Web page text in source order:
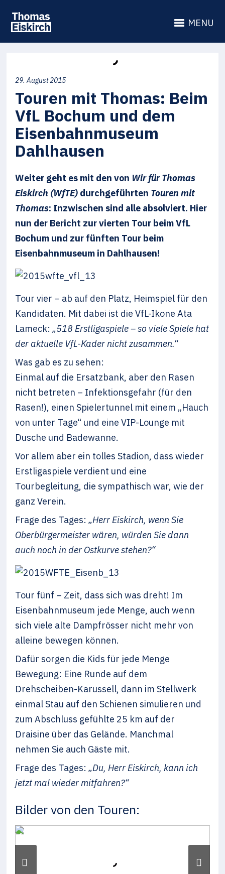
MENU
29. August 2015
Touren mit Thomas: Beim
VfL Bochum und dem
Eisenbahnmuseum
Dahlhausen
Weiter geht es mit den von Wir für Thomas
Eiskirch (WfTE) durchgeführten Touren mit
Thomas: Inzwischen sind alle absolviert. Hier
nun der Bericht zur vierten Tour beim VfL
Bochum und zur fünften Tour beim
Eisenbahnmuseum in Dahlhausen!
Tour vier – ab auf den Platz, Heimspiel für den
Kandidaten. Mit dabei ist die VfL-Ikone Ata
Lameck:„518 Erstligaspiele – so viele Spiele hat
der aktuelle VfL-Kader nicht zusammen.“
Was gab es zu sehen:
Einmal auf die Ersatzbank, aber den Rasen
nicht betreten – Infektionsgefahr (für den
Rasen!), einen Spielertunnel mit einem „Hauch
von unter Tage“ und eine VIP-Lounge mit
Dusche und Badewanne.
Vor allem aber ein tolles Stadion, dass wieder
Erstligaspiele verdient und eine
Tourbegleitung, die sympathisch war, wie der
ganz Verein.
Frage des Tages:„Herr Eiskirch, wenn Sie
Oberbürgermeister wären, würden Sie dann
auch noch in der Ostkurve stehen?“
Tour fünf – Zeit, dass sich was dreht! Im
Eisenbahnmuseum jede Menge, auch wenn
sich viele alte Dampfrösser nicht mehr von
alleine bewegen können.
Dafür sorgen die Kids für jede Menge
Bewegung: Eine Runde auf dem
Drehscheiben-Karussell, dann im Stellwerk
einmal Stau auf den Schienen simulieren und
zum Abschluss gefühlte 25 km auf der
Draisine über das Gelände. Manchmal
nehmen Sie auch Gäste mit.
Frage des Tages:„Du, Herr Eiskirch, kann ich
jetzt mal wieder mitfahren?“
Bilder von den Touren: